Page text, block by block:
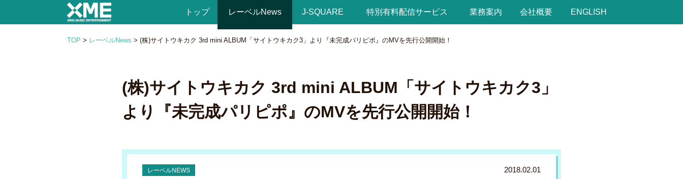
トップ レーベルNews J-SQUARE 特別有料配信サービス 業務案内 会社概要 ENGLISH
TOP > レーベルNews > (株)サイトウキカク 3rd mini ALBUM「サイトウキカク3」より『未完成パリピポ』のMVを先行公開開始！
(株)サイトウキカク 3rd mini ALBUM「サイトウキカク3」
より『未完成パリピポ』のMVを先行公開開始！
2018.02.01